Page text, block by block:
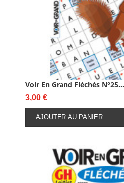
Voir En Grand Fléchés N°25...
Prix
3,00 €
AJOUTER AU PANIER